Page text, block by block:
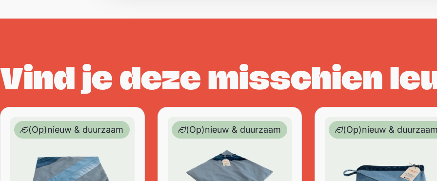
Vind je deze misschien
Designed to be kind – kussenhoes – upcycled / recycled jeans – 45 x 45 cm
(Op)nieuw & duurzaam
Designed to be kind – kussenhoes – upcycled /recycled jeans – 45 x
(Op)nieuw & duurzaam
Designed to be kind – etui –
(Op)nieuw & duurzaam